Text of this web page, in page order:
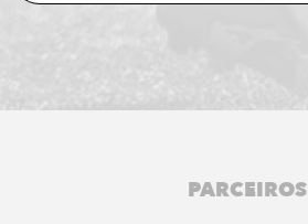
PARCEIROS